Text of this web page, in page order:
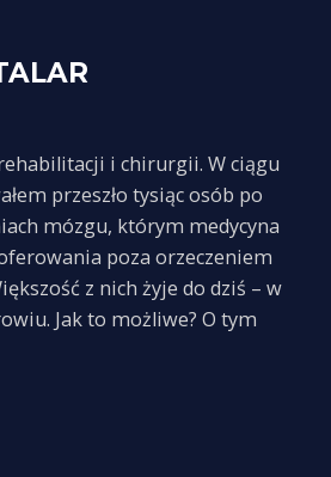
i chirurgii. W ciągu
przeszło tysiąc osób po
mózgu, którym medycyna
poza orzeczeniem
z nich żyje do dziś – w
Jak to możliwe? O tym